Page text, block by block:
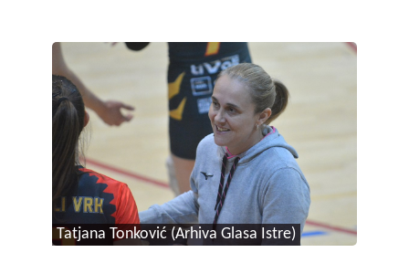
Tatjana Tonković(Arhiva Glasa Istre)